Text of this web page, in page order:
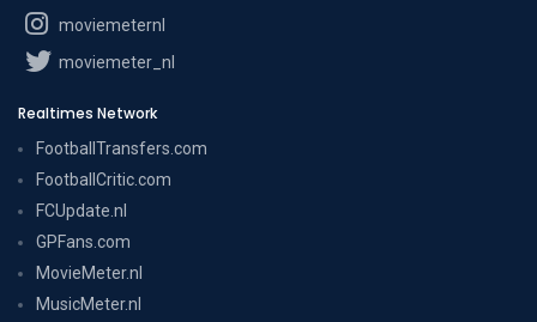
moviemeternl
moviemeter_nl
Realtimes Network
FootballTransfers.com
FootballCritic.com
FCUpdate.nl
GPFans.com
MovieMeter.nl
MusicMeter.nl